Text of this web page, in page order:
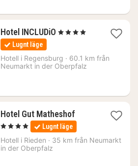
Hotel INCLUDiO 2
982
kr.
, 4 Stjärnor
Lugnt läge
Hotell i Regensburg · 60.1 km från
Neumarkt in der Oberpfalz
Hotel Gut Matheshof1
natt
från
1898
, 4 Stjärnor Lugnt läge
Hotell i Rieden · 35 km från Neumarkt
in der Oberpfalz